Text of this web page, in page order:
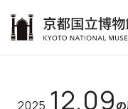
2025.12.09